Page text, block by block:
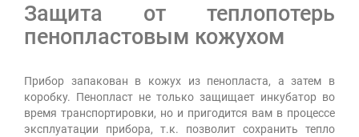
Защита от теплопотерь
пенопластовым кожухом
Прибор запакован в кожух из пенопласта, а затем в
коробку. Пенопласт не только защищает инкубатор во
время транспортировки, но и пригодится вам в процессе
эксплуатации прибора, т.к. позволит сохранить тепло